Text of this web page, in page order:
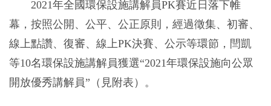
2021年全國環保設施講解員PK賽近日落下帷
幕，按照公開、公平、公正原則，經過徵集、初審、
線上點讚、復審、線上PK決賽、公示等環節，閆凱
等10名環保設施講解員獲選“2021年環保設施向公眾
開放優秀講解員”（見附表）。